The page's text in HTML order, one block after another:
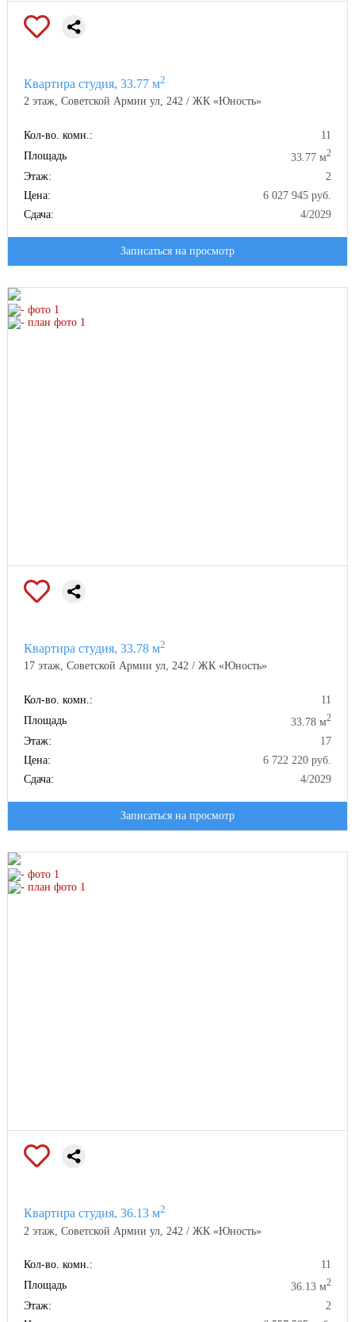
Квартира студия, 33.77 м2
2 этаж, Советской Армии ул, 242 / ЖК «Юность»
Кол-во. комн.:
11
Площадь
33.77 м2
Этаж:
2
Цена:
6 027 945 руб.
Сдача:
4/2029
Записаться на просмотр
Квартира студия, 33.78 м2
17 этаж, Советской Армии ул, 242 / ЖК «Юность»
Кол-во. комн.:
11
Площадь
33.78 м2
Этаж:
17
Цена:
6 722 220 руб.
Сдача:
4/2029
Записаться на просмотр
Квартира студия, 36.13 м2
2 этаж, Советской Армии ул, 242 / ЖК «Юность»
Кол-во. комн.:
11
Площадь
36.13 м2
Этаж:
2